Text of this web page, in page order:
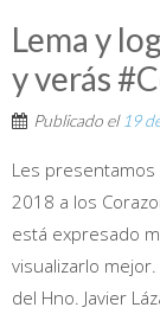
Lema y
y verás
Publicado el 19
Les
2018 a los
está expresado
visualizarlo
del Hno. Javier